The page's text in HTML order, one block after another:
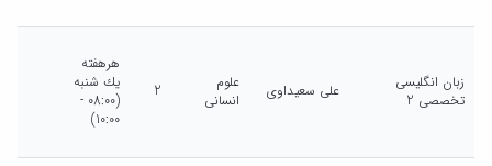
زبان انگلیسی
تخصصی 2
علی سعیداوی
علوم
انسانی
2
هرهفته
يك شنبه
(08:00 -
10:00)